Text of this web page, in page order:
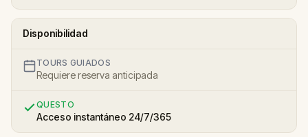
Disponibilidad
TOURS GUIADOS
Requiere reserva anticipada
QUESTO
Acceso instantáneo 24/7/365